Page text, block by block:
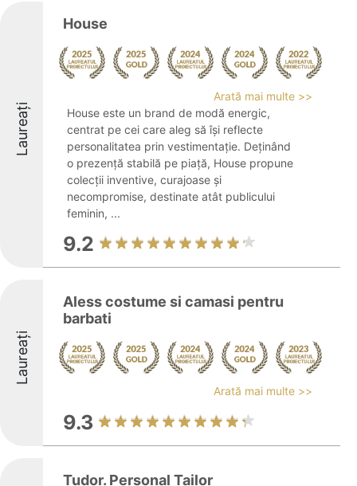
Laureați
House
Arată mai multe >>
House este un brand de modă energic,
centrat pe cei care aleg să își reflecte
personalitatea prin vestimentație. Deținând
o prezență stabilă pe piață, House propune
colecții inventive, curajoase și
necompromise, destinate atât publicului
feminin, ...
9.2
Laureați
Aless costume si camasi pentru
barbati
Arată mai multe >>
9.3
Tudor. Personal Tailor